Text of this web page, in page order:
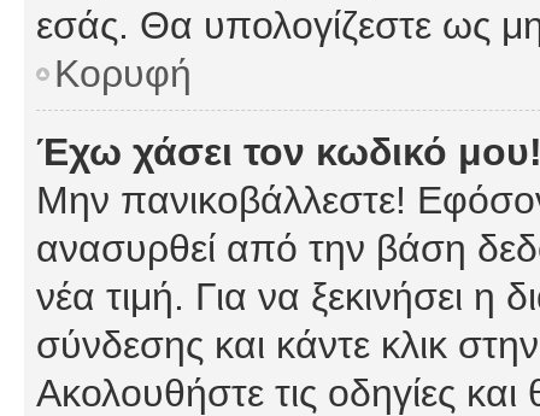
εσάς. Θα υπολογίζεστε ως
Κορυφή
Έχω χάσει τον κωδικό
Μην πανικοβάλλεστε!
ανασυρθεί από την βάση
νέα τιμή. Για να ξεκινήσει η
σύνδεσης και κάντε κλικ
Ακολουθήστε τις οδηγίες